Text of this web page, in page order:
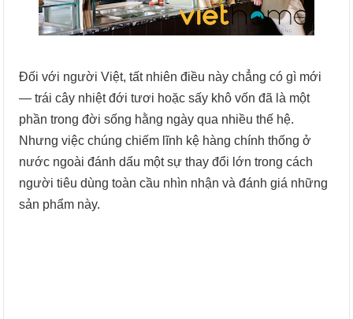
Đối với người Việt, tất nhiên điều này chẳng có gì mới
— trái cây nhiệt đới tươi hoặc sấy khô vốn đã là một
phần trong đời sống hằng ngày qua nhiều thế hệ.
Nhưng việc chúng chiếm lĩnh kệ hàng chính thống ở
nước ngoài đánh dấu một sự thay đổi lớn trong cách
người tiêu dùng toàn cầu nhìn nhận và đánh giá những
sản phẩm này.